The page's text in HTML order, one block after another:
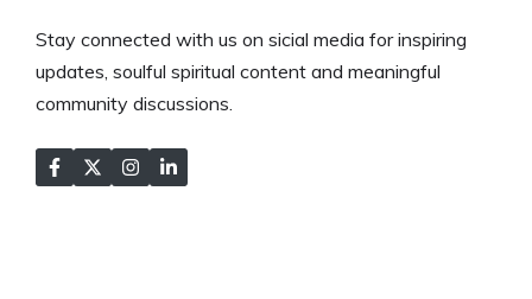
Stay connected with us on sicial media for inspiring
updates, soulful spiritual content and meaningful
community discussions.